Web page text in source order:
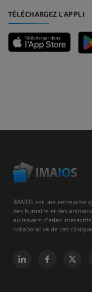
TÉLÉCHARGEZ L'APPLI
IMAIOS est une entreprise
des humains et des
au travers d'atlas
collaborative de cas